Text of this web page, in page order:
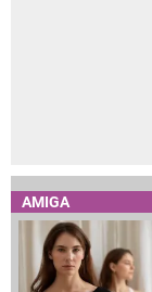
AMIGA